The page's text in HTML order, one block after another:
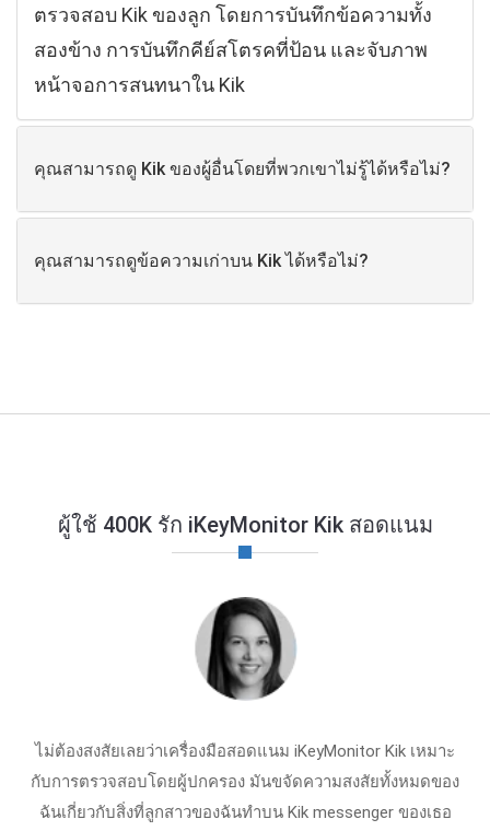
ตรวจสอบ Kik ของลูก โดยการบันทึกข้อความทั้ง
สองข้าง การบันทึกคีย์สโตรคที่ป้อน และจับภาพ
หน้าจอการสนทนาใน Kik
คุณสามารถดู Kik ของผู้อื่นโดยที่พวกเขาไม่รู้ได้หรือไม่?
คุณสามารถดูข้อความเก่าบน Kik ได้หรือไม่?
ผู้ใช้ 400K รัก iKeyMonitor Kik สอดแนม
ไม่ต้องสงสัยเลยว่าเครื่องมือสอดแนม iKeyMonitor Kik เหมาะ
กับการตรวจสอบโดยผู้ปกครอง มันขจัดความสงสัยทั้งหมดของ
ฉันเกี่ยวกับสิ่งที่ลูกสาวของฉันทําบน Kik messenger ของเธอ